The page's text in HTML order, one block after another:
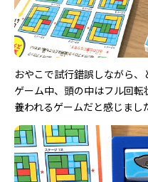
おやこで試行錯誤しながら、
ゲーム中、頭の中はフル回
養われるゲームだと感じまし